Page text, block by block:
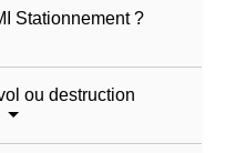
Stationnement ?
ou destruction